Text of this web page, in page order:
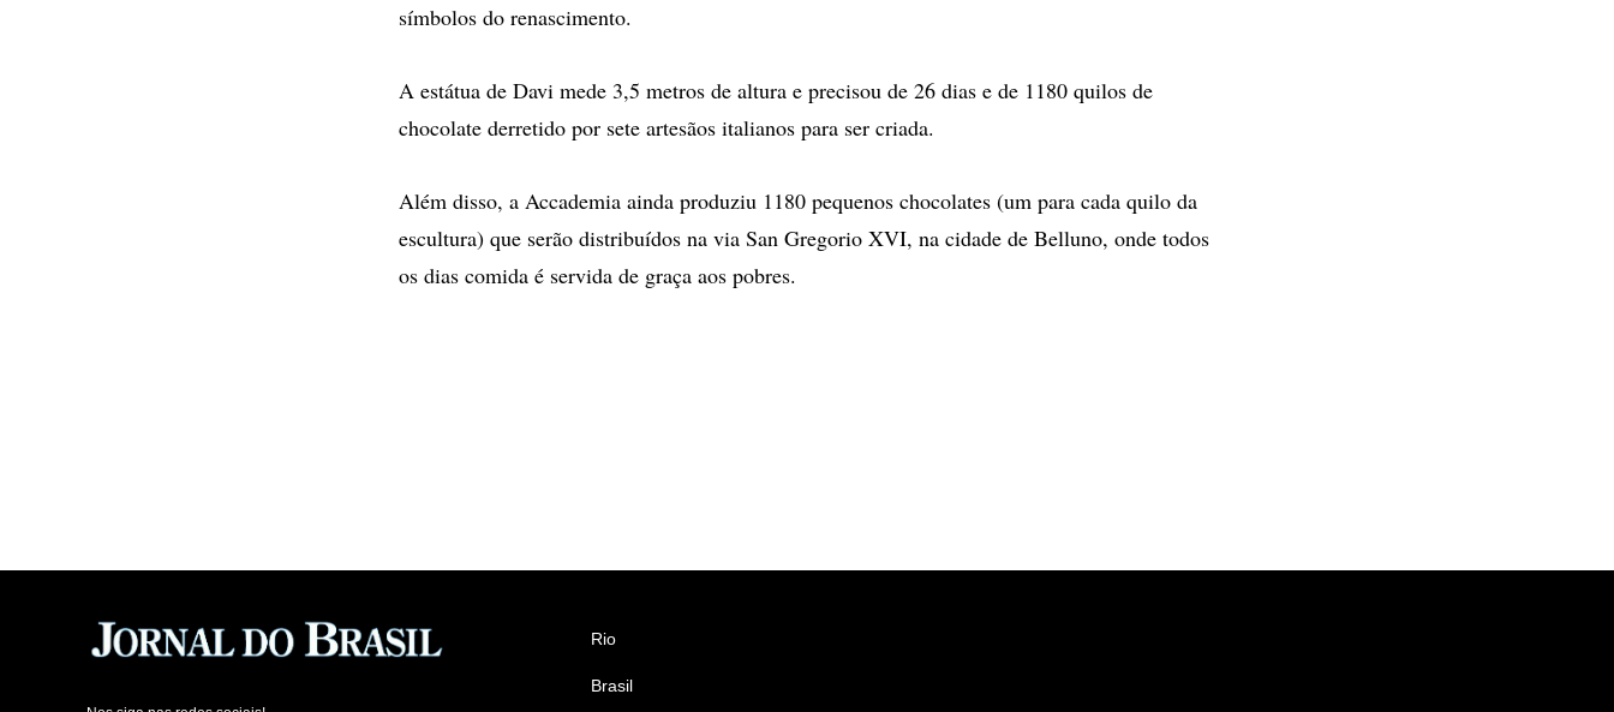
símbolos do renascimento.
A estátua de Davi mede 3,5 metros de altura e precisou de 26 dias e de 1180 quilos de
chocolate derretido por sete artesãos italianos para ser criada.
Além disso, a Accademia ainda produziu 1180 pequenos chocolates (um para cada quilo da
escultura) que serão distribuídos na via San Gregorio XVI, na cidade de Belluno, onde todos
os dias comida é servida de graça aos pobres.
Rio
Brasil